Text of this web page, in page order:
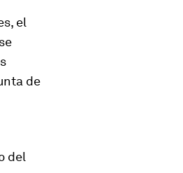
el
de
del